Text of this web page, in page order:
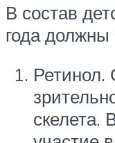
В состав
года должны
Ретинол.
скелета.